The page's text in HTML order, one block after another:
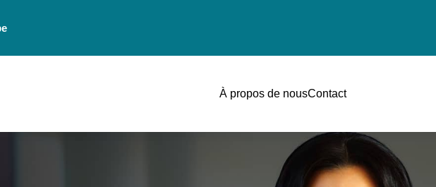
À propos de nousContact